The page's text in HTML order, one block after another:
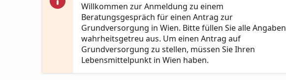
Willkommen zur Anmeldung zu einem
Beratungsgespräch für einen Antrag zur
Grundversorgung in Wien. Bitte füllen Sie alle Angaben
wahrheitsgetreu aus. Um einen Antrag auf
Grundversorgung zu stellen, müssen Sie Ihren
Lebensmittelpunkt in Wien haben.